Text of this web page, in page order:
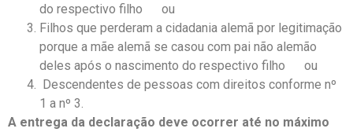
do respectivo filho ou
Filhos que perderam a cidadania alemã por legitimação
porque a mãe alemã se casou com pai não alemão
deles após o nascimento do respectivo filho ou
Descendentes de pessoas com direitos conforme nº
1 a nº 3.
A entrega da declaração deve ocorrer até no máximo